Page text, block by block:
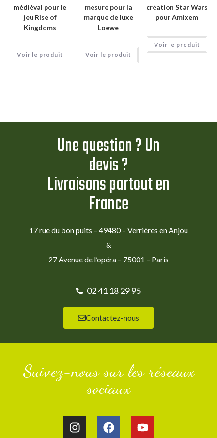
médiéval pour le
jeu Rise of
Kingdoms
Voir le produit
mesure pour la
marque de luxe
Loewe
Voir le produit
création Star Wars
pour Amixem
Voir le produit
Une question ? Un
devis ?
Livraisons partout en
France
17 rue du bon puits – 49480 – Verrières en Anjou
&
27 Avenue de l’opéra – 75001 – Paris
02 41 18 29 95
Contactez-nous
Suivez-nous sur les réseaux
sociaux